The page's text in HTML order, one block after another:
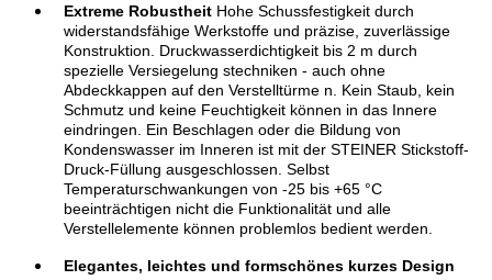
Extreme Robustheit Hohe Schussfestigkeit durch
widerstandsfähige Werkstoffe und präzise, zuverlässige
Konstruktion. Druckwasserdichtigkeit bis 2 m durch
spezielle Versiegelung stechniken - auch ohne
Abdeckkappen auf den Verstelltürme n. Kein Staub, kein
Schmutz und keine Feuchtigkeit können in das Innere
eindringen. Ein Beschlagen oder die Bildung von
Kondenswasser im Inneren ist mit der STEINER Stickstoff-
Druck-Füllung ausgeschlossen. Selbst
Temperaturschwankungen von -25 bis +65 °C
beeinträchtigen nicht die Funktionalität und alle
Verstellelemente können problemlos bedient werden.
Elegantes, leichtes und formschönes kurzes Design